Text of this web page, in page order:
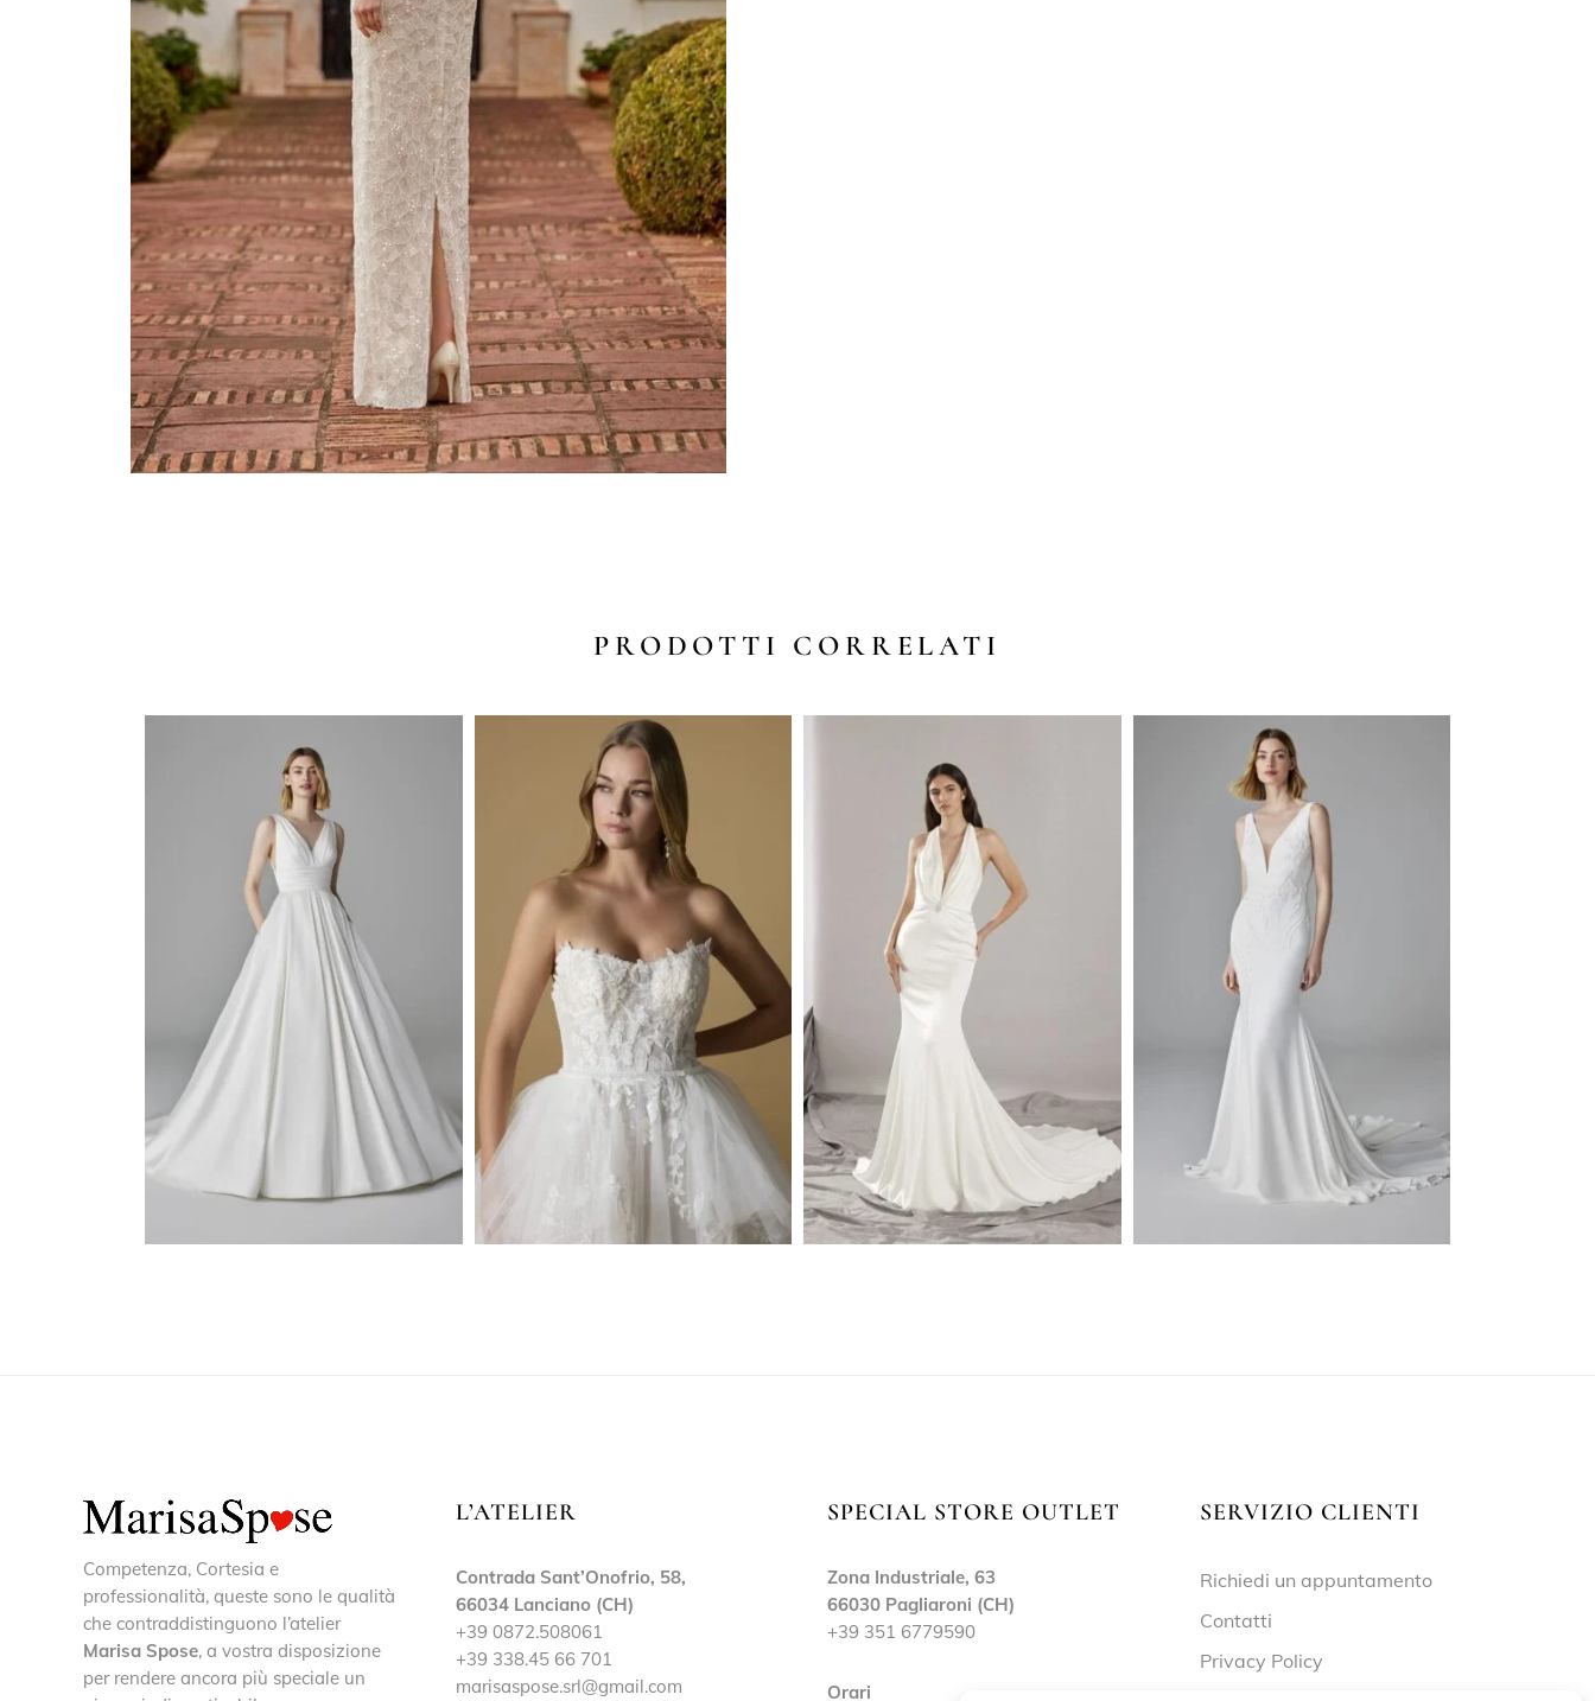
PRODOTTI CORRELATI
Competenza, Cortesia e
professionalità, queste sono le qualità
che contraddistinguono l’atelier
Marisa Spose, a vostra disposizione
per rendere ancora più speciale un
L’ATELIER
Contrada Sant’Onofrio, 58,
66034 Lanciano (CH)
+39 0872.508061
+39 338.45 66 701
marisaspose.srl@gmail.com
SPECIAL STORE OUTLET
Zona Industriale, 63
66030 Pagliaroni (CH)
+39 351 6779590
Orari
SERVIZIO CLIENTI
Richiedi un appuntamento
Contatti
Privacy Policy